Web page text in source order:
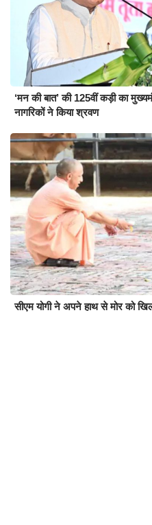
‘मन की बात’ की 125वीं कड़ी का
नागरिकों ने किया श्रवण
सीएम योगी ने अपने हाथ से मोर को